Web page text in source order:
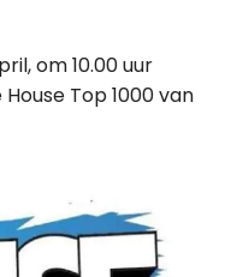
om 10.00 uur
Top 1000 van